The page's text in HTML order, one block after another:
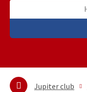
Jupiter club